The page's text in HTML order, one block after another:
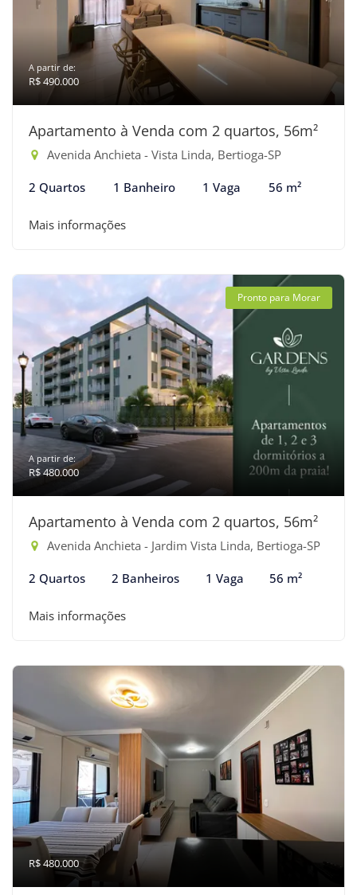
A partir de:
R$ 490.000
Apartamento à Venda com 2 quartos, 56m²
Avenida Anchieta - Vista Linda, Bertioga-SP
2 Quartos 1 Banheiro 1 Vaga 56 m²
Mais informações
Pronto para Morar
A partir de:
R$ 480.000
Apartamento à Venda com 2 quartos, 56m²
Avenida Anchieta - Jardim Vista Linda, Bertioga-SP
2 Quartos 2 Banheiros 1 Vaga 56 m²
Mais informações
R$ 480.000